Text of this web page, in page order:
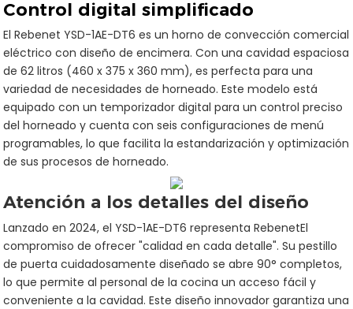
Control digital simplificado
El Rebenet YSD-1AE-DT6 es un horno de convección comercial
eléctrico con diseño de encimera. Con una cavidad espaciosa
de 62 litros (460 x 375 x 360 mm), es perfecta para una
variedad de necesidades de horneado. Este modelo está
equipado con un temporizador digital para un control preciso
del horneado y cuenta con seis configuraciones de menú
programables, lo que facilita la estandarización y optimización
de sus procesos de horneado.
Atención a los detalles del diseño
Lanzado en 2024, el YSD-1AE-DT6 representa RebenetEl
compromiso de ofrecer "calidad en cada detalle". Su pestillo
de puerta cuidadosamente diseñado se abre 90° completos,
lo que permite al personal de la cocina un acceso fácil y
conveniente a la cavidad. Este diseño innovador garantiza una